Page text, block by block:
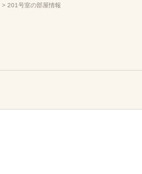
> 201号室の部屋情報